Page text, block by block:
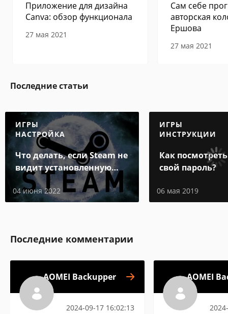
Приложение для дизайна
Canva: обзор функционала
27 мая 2021
Сам себе
авторская
Ершова
27 мая 2021
Последние статьи
ИГРЫ
НАСТРОЙКА
Что делать, если Steam не
видит установленную
игру
04 июня 2022
ИГРЫ
ИНСТРУКЦИИ
Как
свой пароль?
06 мая 2019
Последние комментарии
AOMEI Backupper
2024-09-17 16:02:13
AOMEI